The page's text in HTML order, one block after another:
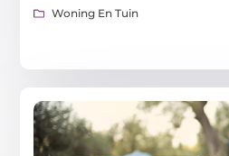
Woning En Tuin